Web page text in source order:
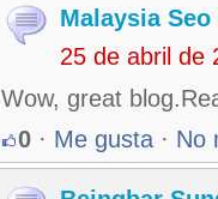
Malaysia
25 de abril de
Wow, great
0 · Me gusta · No